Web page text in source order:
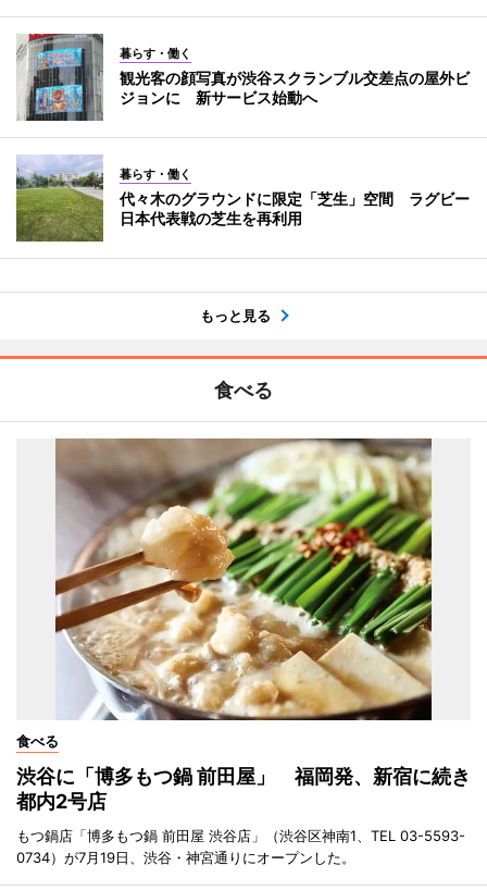
暮らす・働く
観光客の顔写真が渋谷スクランブル交差点の屋外ビ
ジョンに 新サービス始動へ
暮らす・働く
代々木のグラウンドに限定「芝生」空間 ラグビー
日本代表戦の芝生を再利用
もっと見る
食べる
食べる
渋谷に「博多もつ鍋 前田屋」 福岡発、新宿に続き
都内2号店
もつ鍋店「博多もつ鍋 前田屋 渋谷店」（渋谷区神南1、TEL 03-5593-
0734）が7月19日、渋谷・神宮通りにオープンした。